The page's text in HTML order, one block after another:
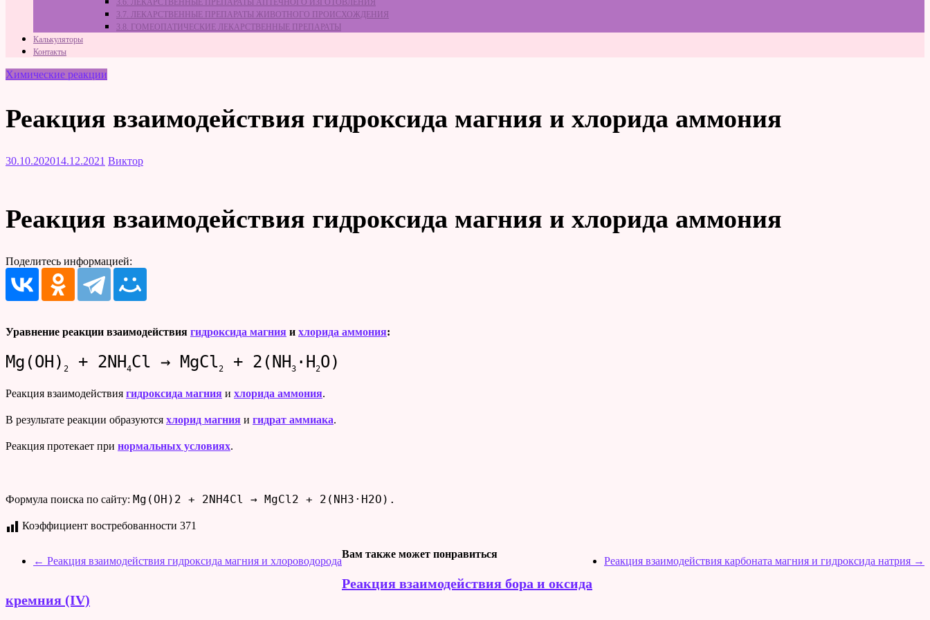
3.6. ЛЕКАРСТВЕННЫЕ ПРЕПАРАТЫ АПТЕЧНОГО ИЗГОТОВЛЕНИЯ
3.7. ЛЕКАРСТВЕННЫЕ ПРЕПАРАТЫ ЖИВОТНОГО ПРОИСХОЖДЕНИЯ
3.8. ГОМЕОПАТИЧЕСКИЕ ЛЕКАРСТВЕННЫЕ ПРЕПАРАТЫ
Калькуляторы
Контакты
Химические реакции
Реакция взаимодействия гидроксида магния и хлорида аммония
30.10.202014.12.2021 Виктор
Реакция взаимодействия гидроксида магния и хлорида аммония
Поделитесь информацией:
Уравнение реакции взаимодействия гидроксида магния и хлорида аммония:
Mg(OH) 2 + 2NH 4Cl → MgCl2 + 2(NH 3 ·H 2O)
Реакция взаимодействия гидроксида магния и хлорида аммония.
В результате реакции образуются хлорид магния и гидрат аммиака.
Реакция протекает при нормальных условиях.
Формула поиска по сайту: Mg(OH)2 + 2NH4Cl → MgCl2 + 2(NH3·H2O).
Коэффициент востребованности 371
← Реакция взаимодействия гидроксида магния и хлороводорода Реакция взаимодействия карбоната магния и гидроксида натрия →
Вам также может понравиться
Реакция взаимодействия бора и оксида
кремния (IV)